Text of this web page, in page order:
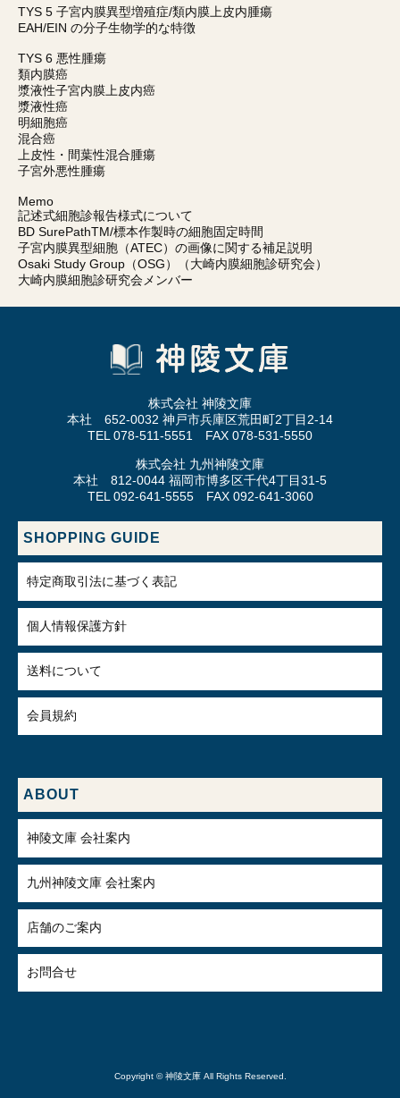
TYS 5 子宮内膜異型増殖症/類内膜上皮内腫瘍
EAH/EIN の分子生物学的な特徴
TYS 6 悪性腫瘍
類内膜癌
漿液性子宮内膜上皮内癌
漿液性癌
明細胞癌
混合癌
上皮性・間葉性混合腫瘍
子宮外悪性腫瘍
Memo
記述式細胞診報告様式について
BD SurePathTM/標本作製時の細胞固定時間
子宮内膜異型細胞（ATEC）の画像に関する補足説明
Osaki Study Group（OSG）（大崎内膜細胞診研究会）
大崎内膜細胞診研究会メンバー
株式会社 神陵文庫
本社 652-0032 神戸市兵庫区荒田町2丁目2-14
TEL 078-511-5551 FAX 078-531-5550
株式会社 九州神陵文庫
本社 812-0044 福岡市博多区千代4丁目31-5
TEL 092-641-5555 FAX 092-641-3060
SHOPPING GUIDE
特定商取引法に基づく表記
個人情報保護方針
送料について
会員規約
ABOUT
神陵文庫 会社案内
九州神陵文庫 会社案内
店舗のご案内
お問合せ
Copyright © 神陵文庫 All Rights Reserved.